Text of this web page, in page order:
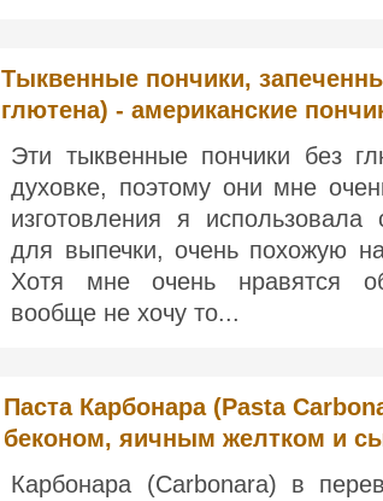
Тыквенные пончики,
глютена) - американские
Эти тыквенные пончики без
духовке, поэтому они мне
изготовления я
для выпечки, очень похожую
Хотя мне очень нравятся
вообще не хочу то...
Паста Карбонара (Pasta
беконом, яичным желтком и
Карбонара (Carbonara) в